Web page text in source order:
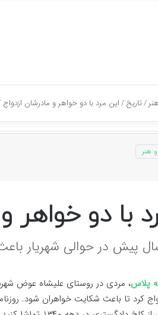
/تاریخ/این مرد با دو خواهر و مادرشان ازدواج
هنر
با دو خواهر
پلاس، مردی در روستای علیشاه عوض